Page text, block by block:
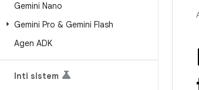
Gemini Nano
Gemini Pro & Gemini Flash
Agen ADK
Inti sistem